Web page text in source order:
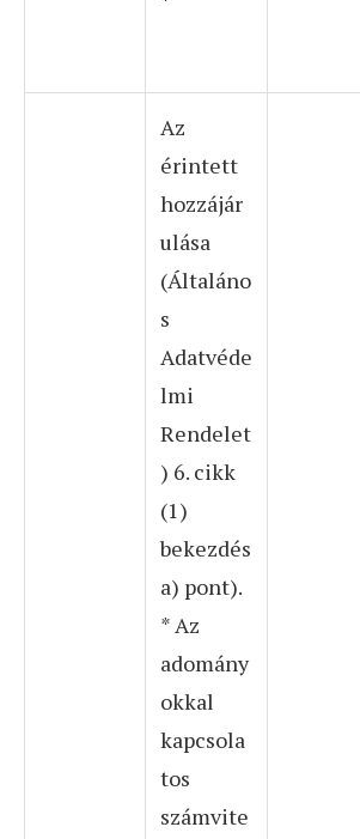
Az
érintett
hozzájár
ulása
(Általáno
s
Adatvéde
lmi
Rendelet
) 6. cikk
(1)
bekezdés
a) pont).
* Az
adomány
okkal
kapcsola
tos
számvite